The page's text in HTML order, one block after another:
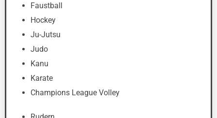
Faustball
Hockey
Ju-Jutsu
Judo
Kanu
Karate
Champions League Volley